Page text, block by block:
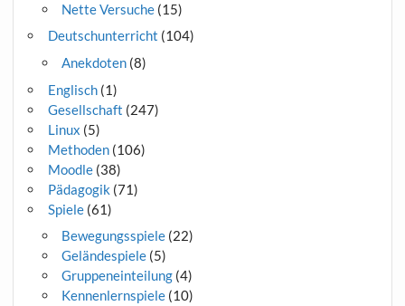
Nette Versuche(15)
Deutschunterricht (104)
Anekdoten(8)
Englisch(1)
Gesellschaft (247)
Linux (5)
Methoden(106)
Moodle(38)
Pädagogik (71)
Spiele(61)
Bewegungsspiele(22)
Geländespiele(5)
Gruppeneinteilung(4)
Kennenlernspiele(10)